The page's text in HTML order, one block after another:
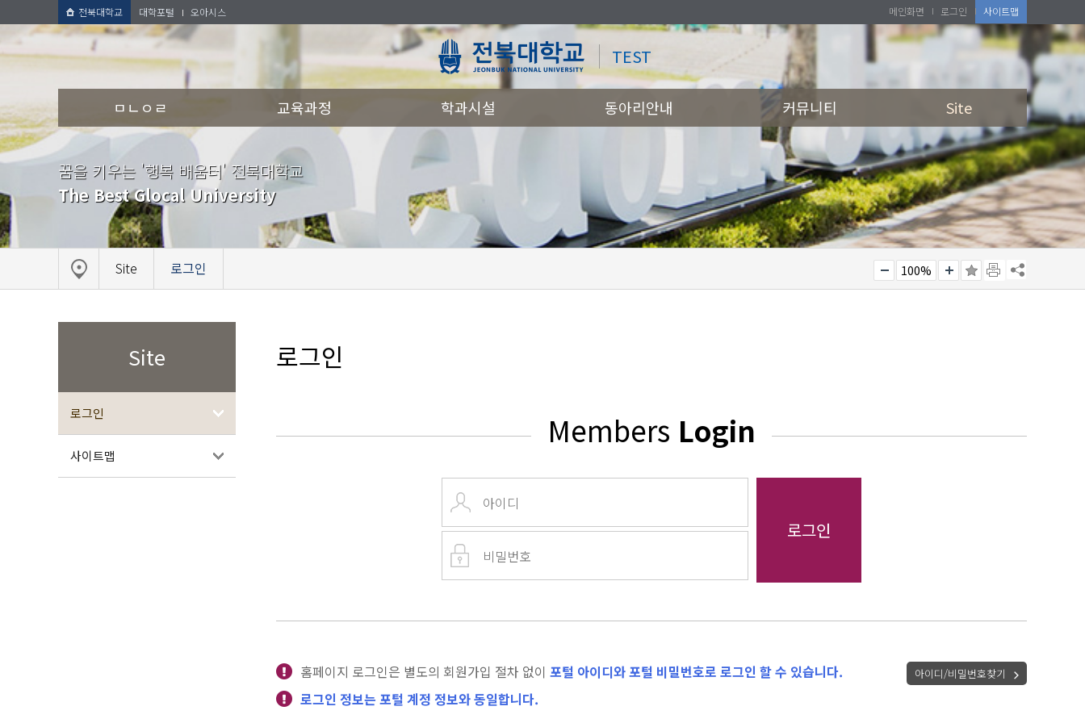
전북대학교 대학포털 오아시스
TEST
메인화면 로그인 사이트맵
ㅁㄴㅇㄹ 교육과정 학과시설 동아리안내 커뮤니티 Site
꿈을 키우는 '행복 배움터' 전북대학교
The Best Glocal University
Site 로그인 100%
Site
로그인
사이트맵
로그인
Members Login
홈페이지 로그인은 별도의 회원가입 절차 없이 포털 아이디와 포털 비밀번호로 로그인 할 수 있습니다.
로그인 정보는 포털 계정 정보와 동일합니다.
아이디/비밀번호찾기